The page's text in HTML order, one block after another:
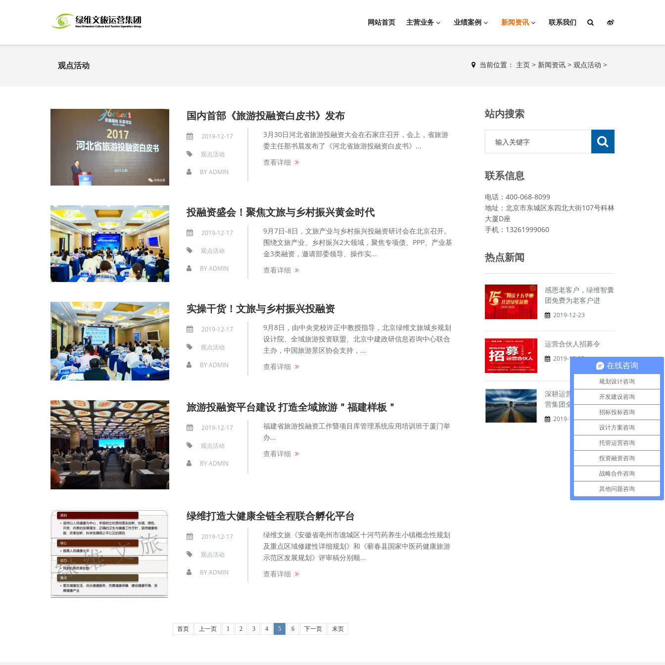
网站首页 主营业务 业绩案例 新闻资讯 联系我们
观点活动 当前位置： 主页 > 新闻资讯 > 观点活动 >
国内首部《旅游投融资白皮书》发布
2019-12-17
观点活动
BYADMIN
3月30日河北省旅游投融资大会在石家庄召开，会上，省旅游
委主任那书晨发布了《河北省旅游投融资白皮书》...
查看详细
投融资盛会！聚焦文旅与乡村振兴黄金时代
2019-12-17
观点活动
BYADMIN
9月7日-8日，文旅产业与乡村振兴投融资研讨会在北京召开。
围绕文旅产业、乡村振兴2大领域，聚焦专项债、PPP、产业基
金3类融资，邀请部委领导、操作实...
查看详细
实操干货！文旅与乡村振兴投融资
2019-12-17
观点活动
BYADMIN
9月8日，由中央党校许正中教授指导，北京绿维文旅城乡规划
设计院、全域旅游投资联盟、北京中建政研信息咨询中心联合
主办，中国旅游景区协会支持，...
查看详细
旅游投融资平台建设 打造全域旅游＂福建样板＂
2019-12-17
观点活动
BYADMIN
福建省旅游投融资工作暨项目库管理系统应用培训班于厦门举
办...
查看详细
绿维打造大健康全链全程联合孵化平台
2019-12-17
观点活动
BYADMIN
绿维文旅《安徽省亳州市谯城区十河芍药养生小镇概念性规划
及重点区域修建性详细规划》和《蕲春县国家中医药健康旅游
示范区发展规划》评审稿分别顺...
查看详细
首页 上一页 1 2 3 4 5 6 下一页 末页
站内搜索
联系信息
电话：400-068-8099
地址：北京市东城区东四北大街107号科林
大厦D座
手机：13261999060
热点新闻
感恩老客户，绿维智囊
团免费为老客户进
2019-12-23
运营合伙人招募令
2019-12-23
深耕运营：绿维文旅运
营集团全面起航
2019-12-23
在线咨询
规划设计咨询
开发建设咨询
招标投标咨询
设计方案咨询
托管运营咨询
投资融资咨询
战略合作咨询
其他问题咨询